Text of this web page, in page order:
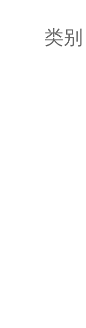
类